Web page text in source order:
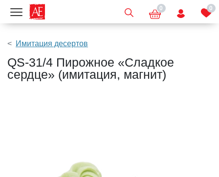
Показать меню 0 0
Имитация десертов
QS-31/4 Пирожное «Сладкое
сердце» (имитация, магнит)